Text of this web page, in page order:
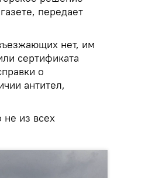
передает
нет, им
сертификата
о
антител,
не из всех